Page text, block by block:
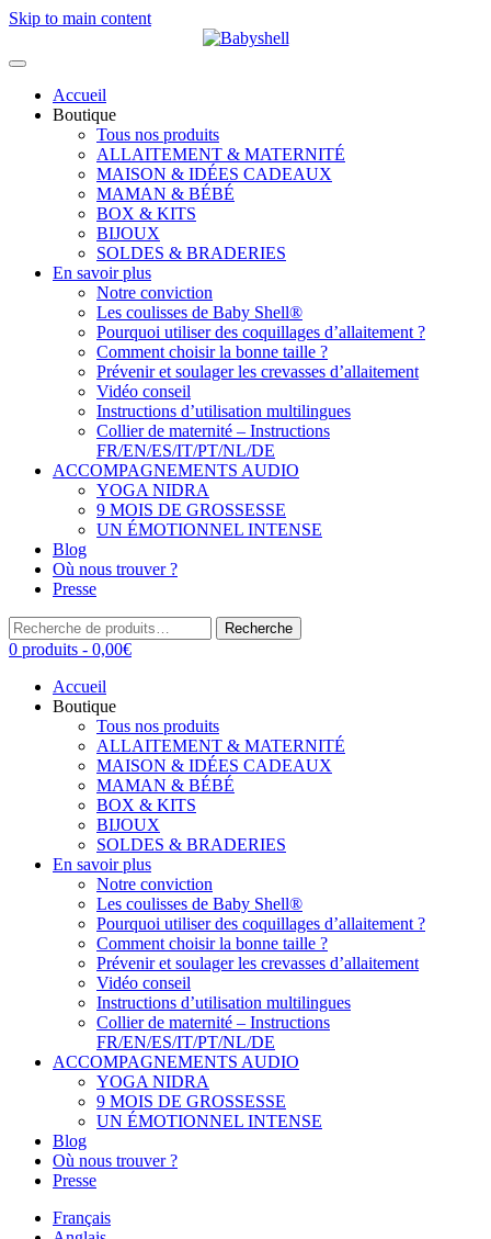
Skip to main content
Accueil
Boutique
Tous nos produits
ALLAITEMENT & MATERNITÉ
MAISON & IDÉES CADEAUX
MAMAN & BÉBÉ
BOX & KITS
BIJOUX
SOLDES & BRADERIES
En savoir plus
Notre conviction
Les coulisses de Baby Shell®
Pourquoi utiliser des coquillages d’allaitement ?
Comment choisir la bonne taille ?
Prévenir et soulager les crevasses d’allaitement
Vidéo conseil
Instructions d’utilisation multilingues
Collier de maternité – Instructions
FR/EN/ES/IT/PT/NL/DE
ACCOMPAGNEMENTS AUDIO
YOGA NIDRA
9 MOIS DE GROSSESSE
UN ÉMOTIONNEL INTENSE
Blog
Où nous trouver ?
Presse
Recherche
pour :
Recherche
0 produits - 0,00€
Accueil
Boutique
Tous nos produits
ALLAITEMENT & MATERNITÉ
MAISON & IDÉES CADEAUX
MAMAN & BÉBÉ
BOX & KITS
BIJOUX
SOLDES & BRADERIES
En savoir plus
Notre conviction
Les coulisses de Baby Shell®
Pourquoi utiliser des coquillages d’allaitement ?
Comment choisir la bonne taille ?
Prévenir et soulager les crevasses d’allaitement
Vidéo conseil
Instructions d’utilisation multilingues
Collier de maternité – Instructions
FR/EN/ES/IT/PT/NL/DE
ACCOMPAGNEMENTS AUDIO
YOGA NIDRA
9 MOIS DE GROSSESSE
UN ÉMOTIONNEL INTENSE
Blog
Où nous trouver ?
Presse
Français